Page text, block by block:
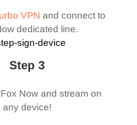
VPN and connect to
dedicated line.
Step 3
Now and stream on
any device!